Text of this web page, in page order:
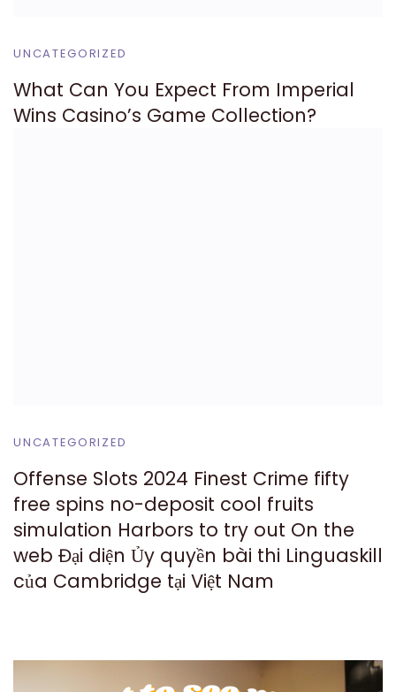
UNCATEGORIZED
What Can You Expect From Imperial
Wins Casino’s Game Collection?
UNCATEGORIZED
Offense Slots 2024 Finest Crime fifty
free spins no-deposit cool fruits
simulation Harbors to try out On the
web Đại diện Ủy quyền bài thi Linguaskill
của Cambridge tại Việt Nam